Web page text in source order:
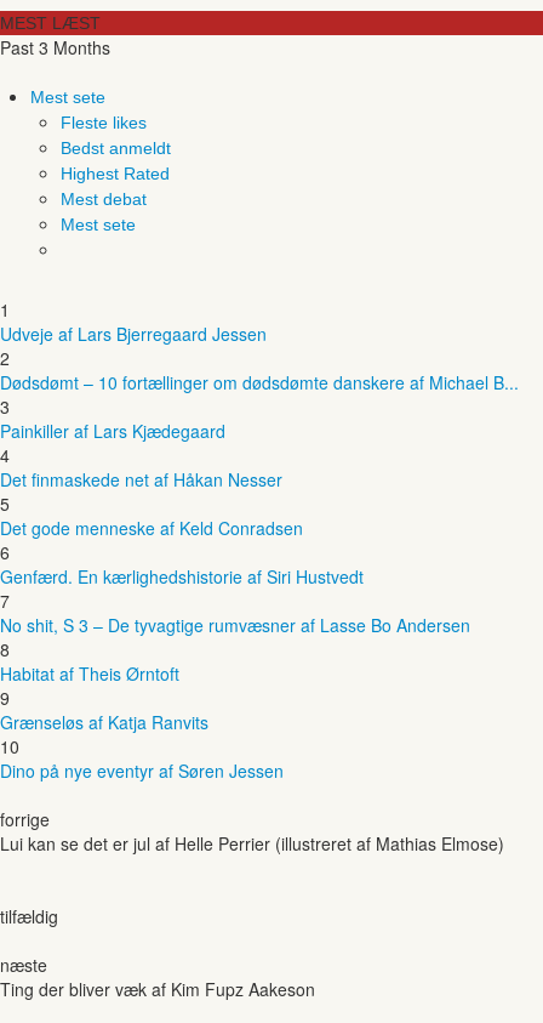
MEST LÆST
Past 3 Months
Mest sete
Fleste likes
Bedst anmeldt
Highest Rated
Mest debat
Mest sete
1
Udveje af Lars Bjerregaard Jessen
2
Dødsdømt – 10 fortællinger om dødsdømte danskere af Michael B...
3
Painkiller af Lars Kjædegaard
4
Det finmaskede net af Håkan Nesser
5
Det gode menneske af Keld Conradsen
6
Genfærd. En kærlighedshistorie af Siri Hustvedt
7
No shit, S 3 – De tyvagtige rumvæsner af Lasse Bo Andersen
8
Habitat af Theis Ørntoft
9
Grænseløs af Katja Ranvits
10
Dino på nye eventyr af Søren Jessen
forrige
Lui kan se det er jul af Helle Perrier (illustreret af Mathias Elmose)
tilfældig
næste
Ting der bliver væk af Kim Fupz Aakeson